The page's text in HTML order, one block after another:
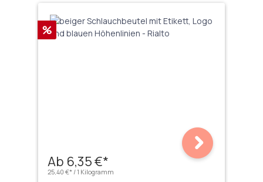
Rabatt
%
Ab 6,35 €*
25,40 €* / 1 Kilogramm